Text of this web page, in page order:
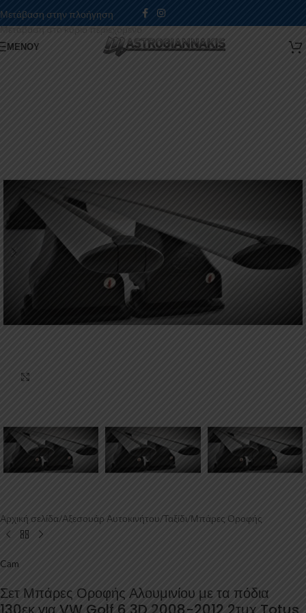
Μετάβαση στην πλοήγηση
Μετάβαση στο κύριο περιεχόμενο
ΜΕΝΟΎ
Αρχική σελίδα/Αξεσουάρ Αυτοκινήτου/Ταξίδι/Μπάρες Οροφής
Cam
Σετ Μπάρες Οροφής Αλουμινίου με τα πόδια